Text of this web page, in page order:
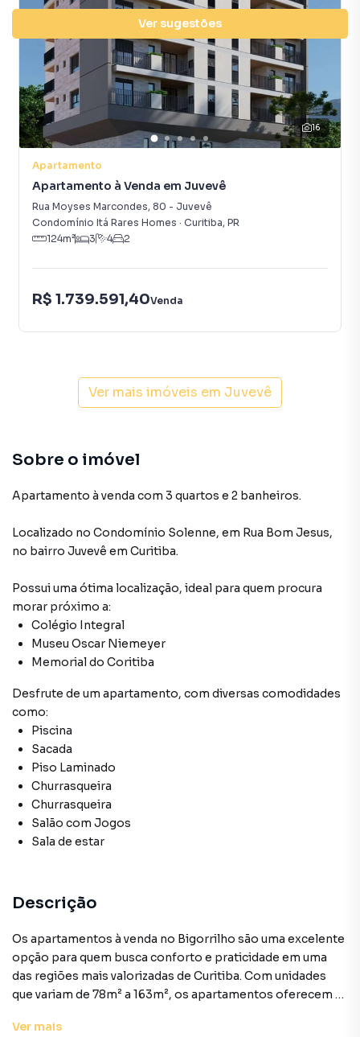
Ver sugestões
16
Apartamento
Apartamento à Venda em Juvevê
Rua Moyses Marcondes, 80 - Juvevê
Condomínio Itá Rares Homes · Curitiba, PR
124m² 3 4 2
R$ 1.739.591,40Venda
Ver mais imóveis em Juvevê
Sobre o imóvel
Apartamento à venda com 3 quartos e 2 banheiros.
Localizado no Condomínio Solenne, em Rua Bom Jesus,
no bairro Juvevê em Curitiba.
Possui uma ótima localização, ideal para quem procura
morar próximo a:
Colégio Integral
Museu Oscar Niemeyer
Memorial do Coritiba
Desfrute de um apartamento, com diversas comodidades
como:
Piscina
Sacada
Piso Laminado
Churrasqueira
Churrasqueira
Salão com Jogos
Sala de estar
Descrição
Os apartamentos à venda no Bigorrilho são uma excelente
opção para quem busca conforto e praticidade em uma
das regiões mais valorizadas de Curitiba. Com unidades
que variam de 78m² a 163m², os apartamentos oferecem 2
119,075m², além de área total de 126,69m². Cada unidade
Ver mais